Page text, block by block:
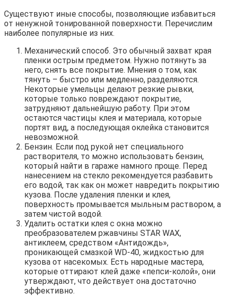
Существуют иные способы, позволяющие избавиться
от ненужной тонированной поверхности. Перечислим
наиболее популярные из них.
Механический способ. Это обычный захват края
пленки острым предметом. Нужно потянуть за
него, снять все покрытие. Мнения о том, как
тянуть – быстро или медленно, разделяются.
Некоторые умельцы делают резкие рывки,
которые только повреждают покрытие,
затрудняют дальнейшую работу. При этом
остаются частицы клея и материала, которые
портят вид, а последующая оклейка становится
невозможной.
Бензин. Если под рукой нет специального
растворителя, то можно использовать бензин,
который найти в гараже намного проще. Перед
нанесением на стекло рекомендуется разбавить
его водой, так как он может навредить покрытию
кузова. После удаления пленки и клея,
поверхность промывается мыльным раствором, а
затем чистой водой.
Удалить остатки клея с окна можно
преобразователем ржавчины STAR WAX,
антиклеем, средством «Антидождь»,
проникающей смазкой WD-40, жидкостью для
кузова от насекомых. Есть народные мастера,
которые оттирают клей даже «пепси-колой», они
утверждают, что действует она достаточно
эффективно.